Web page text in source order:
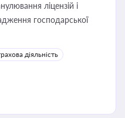
ліцензій і
господарської
діяльність